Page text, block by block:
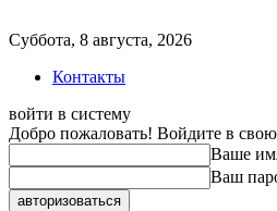
Суббота, 8 августа, 2026
Контакты
войти в систему
Добро пожаловать! Войдите в
Ваше
Ваш